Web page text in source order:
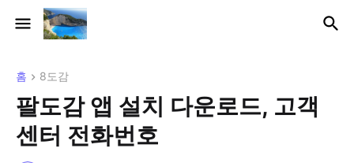
홈 8도감
팔도감 앱 설치 다운로드, 고객
센터 전화번호